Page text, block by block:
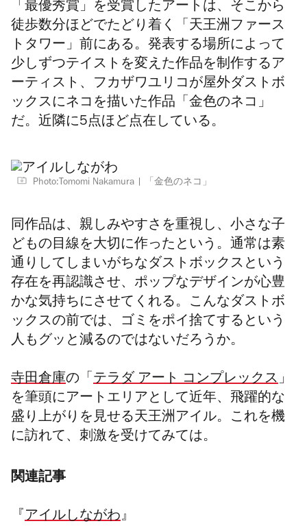
「最優秀賞」を受賞したアートは、そこから
徒歩数分ほどでたどり着く「天王洲ファース
トタワー」前にある。発表する場所によって
少しずつテイストを変えた作品を制作するア
ーティスト、フカザワユリコが屋外ダストボ
ックスにネコを描いた作品「金色のネコ」
だ。近隣に5点ほど点在している。
Photo:Tomomi Nakamura 「金色のネコ」
同作品は、親しみやすさを重視し、小さな子
どもの目線を大切に作ったという。通常は素
通りしてしまいがちなダストボックスという
存在を再認識させ、ポップなデザインが心豊
かな気持ちにさせてくれる。こんなダストボ
ックスの前では、ゴミをポイ捨てするという
人もグッと減るのではないだろうか。
寺田倉庫の「 テラダ アート コンプレックス」
を筆頭にアートエリアとして近年、飛躍的な
盛り上がりを見せる天王洲アイル。これを機
に訪れて、刺激を受けてみては。
関連記事
『 アイルしながわ』